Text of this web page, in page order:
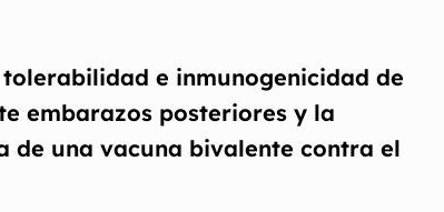
e inmunogenicidad de
embarazos posteriores y la
de una vacuna bivalente contra el